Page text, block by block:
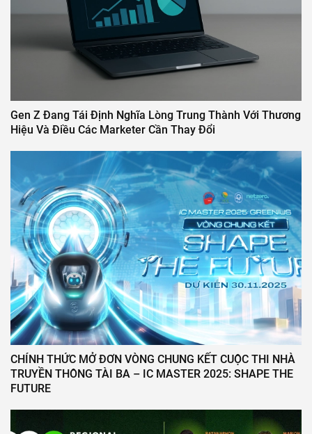
Gen Z Đang Tái Định Nghĩa Lòng Trung Thành Với Thương
Hiệu Và Điều Các Marketer Cần Thay Đổi
CHÍNH THỨC MỞ ĐƠN VÒNG CHUNG KẾT CUỘC THI NHÀ
TRUYỀN THÔNG TÀI BA – IC MASTER 2025: SHAPE THE
FUTURE